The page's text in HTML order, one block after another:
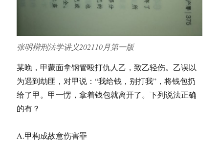
张明楷刑法学讲义202110月第一版
某晚，甲蒙面拿钢管殴打仇人乙，致乙轻伤。乙误以
为遇到劫匪，对甲说：“我给钱，别打我”，将钱包扔
给了甲。甲一愣，拿着钱包就离开了。下列说法正确
的有？
A.甲构成故意伤害罪​